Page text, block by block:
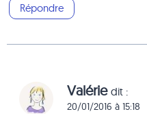
Répondre
Valérie dit :
20/01/2016 à 15:18